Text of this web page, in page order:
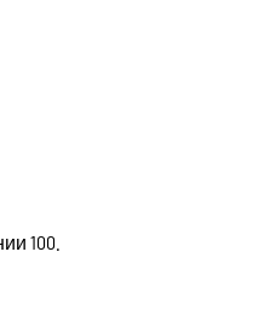
100.